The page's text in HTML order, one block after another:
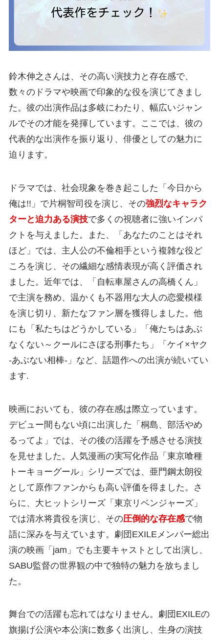
鈴木伸之さんは、その高い演技力と存在感で、
数々のドラマや映画で印象的な役を演じてきまし
た。彼の出演作品は多岐にわたり、幅広いジャン
ルでその才能を発揮しています。ここでは、彼の
代表的な出演作を振り返り、俳優としての魅力に
迫ります。
ドラマでは、社会現象を巻き起こした「今日から
俺は!!」で片桐智司役を演じ、その強烈なキャラク
ターと迫力ある演技で多くの視聴者に強いインパ
クトを与えました。また、「あなたのことはそれ
ほど」では、主人公の不倫相手という複雑な役ど
ころを演じ、その繊細な感情表現が高く評価され
ました。近年では、「自転車屋さんの高橋くん」
で主演を務め、温かくも不器用な大人の恋愛模様
を演じ切り、新たなファン層を獲得しました。他
にも「私たちはどうかしている」「俺たちはあぶ
なくない～クールにさぼる刑事たち」「ケイ×ヤク
-あぶない相棒-」など、話題作への出演が続いてい
ます.
映画においても、彼の存在感は際立っています。
デビュー間もない頃に出演した「桐島、部活やめ
るってよ」では、その後の活躍を予感させる演技
を見せました。人気漫画の実写化作品「東京喰種
トーキョーグール」シリーズでは、亜門鋼太朗役
として原作ファンからも高い評価を得ました。さ
らに、大ヒットシリーズ「東京リベンジャーズ」
では清水将貴役を演じ、その圧倒的な存在感で物
語に深みを与えています。劇団EXILEメンバー総出
演の映画「jam」でも主要キャストとして出演し、
SABU監督の世界観の中で独特の魅力を放ちまし
た。
舞台での活躍も忘れてはなりません。劇団EXILEの
旗揚げ公演や本公演に数多く出演し、生身の演技